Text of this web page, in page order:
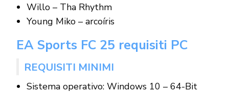
Willo – Tha Rhythm
Young Miko – arcoíris
EA Sports FC 25 requisiti PC
REQUISITI MINIMI
Sistema operativo: Windows 10 – 64-Bit